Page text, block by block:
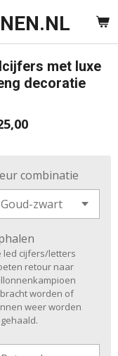
met luxe
decoratie
combinatie
led cijfers/letters
retour naar
worden of
weer worden